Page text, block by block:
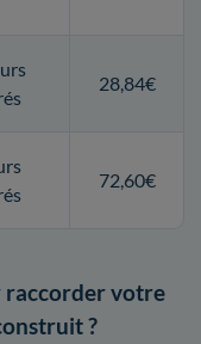
28,84€
72,60€
raccorder votre
?